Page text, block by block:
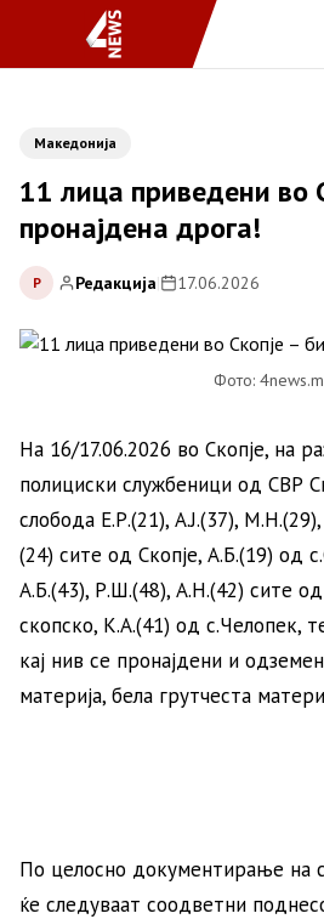
Македонија
11 лица приведени во
пронајдена дрога!
Р Редакција| 17.06.2026
Фото:
На 16/17.06.2026 во Скопје, на
полициски службеници од СВР
слобода Е.Р.(21), А.Ј.(37),
(24) сите од Скопје, А.Б.(19) од
А.Б.(43), Р.Ш.(48), А.Н.(42) сите
скопско, К.А.(41) од с.Челопек,
кај нив се пронајдени и
материја, бела грутчеста
По целосно документирање на
ќе следуваат соодветни